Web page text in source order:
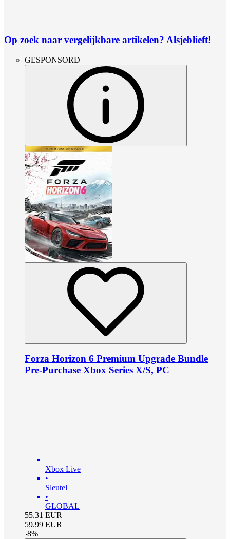
Op zoek naar vergelijkbare artikelen? Alsjeblieft!
GESPONSORD
Forza Horizon 6 Premium Upgrade Bundle
Pre-Purchase Xbox Series X/S, PC
Xbox Live
•
Sleutel
•
GLOBAL
55.31 EUR
59.99 EUR
-8%